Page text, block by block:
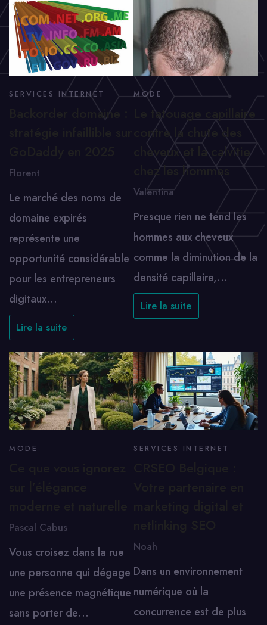
SERVICES INTERNET
Backorder domaine :
Florent
Le marché des noms de
domaine expirés
représente une
opportunité considérable
pour les entrepreneurs
digitaux…
Lire la suite
MODE
Le tatouage capillaire
contre la chute des
cheveux et la calvitie
chez les hommes
Valentina
Presque rien ne tend les
hommes aux cheveux
comme la diminution de la
densité capillaire,…
Lire la suite
MODE
Pascal Cabus
Vous croisez dans la rue
une personne qui dégage
une présence magnétique
sans porter de…
SERVICES INTERNET
Noah
Dans un environnement
numérique où la
concurrence est de plus